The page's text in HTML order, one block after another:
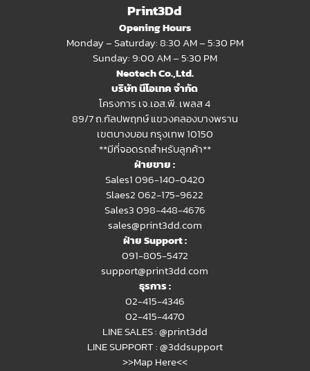
Print3Dd
Opening Hours
Monday – Saturday: 8:30 AM – 5:30 PM
Sunday: 9:00 AM – 5:30 PM
Neotech Co.,Ltd.
บริษัท นีโอเทค จำกัด
โครงการ เจ.เอส.พี. เพลส 4
89/7 ถ.กัลปพฤกษ์ แขวงคลองบางพราน
เขตบางบอน กรุงเทพ 10150
**มีที่จอดรถสำหรับลูกค้า**
ฝ่ายขาย :
Sales1 096-140-0420
Slaes2062-175-9622
Sales3 098-448-4676
sales@print3dd.com
ฝ่าย Support :
091-805-5472
support@print3dd.com
ธุรการ :
02-415-4346
02-415-4470
LINE SALES :@print3dd
LINE SUPPORT :@3ddsupport
>>Map Here<<